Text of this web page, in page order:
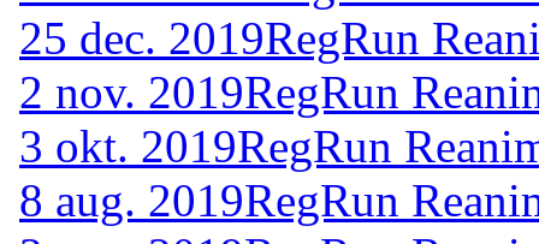
25 dec. 2019RegRun
2 nov. 2019RegRun
3 okt. 2019RegRun
8 aug. 2019RegRun